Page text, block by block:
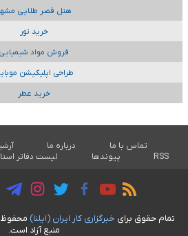
هتل قصر طلایی
خرید تور
فروش مواد شیمیایی
طراحی اپلیکیشن
خرید عطر
تماس با ما درباره ما
RSS
پیوندها لیست دفاتر
تمام حقوق برای خبرگزاری کار ايران (ايلنا) محفوظ
منبع آزاد است.